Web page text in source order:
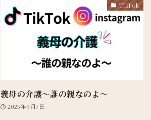
TikTok
義母の介護〜誰の親なのよ〜
2025年9月7日